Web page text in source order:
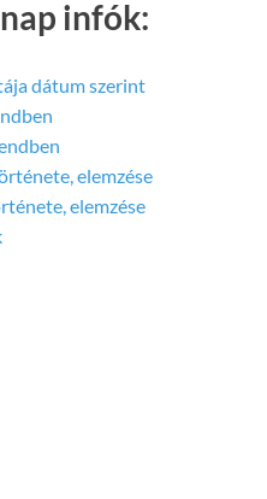
infók:
dátum szerint
elemzése
elemzése